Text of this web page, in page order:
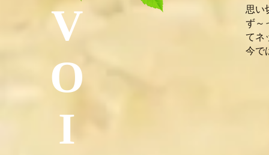
V
O
I
思い
ず～
てネ
今で